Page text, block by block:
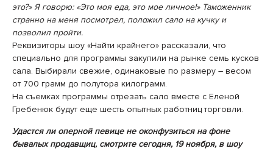
это?» Я говорю: «Это моя еда, это мое личное!» Таможенник
странно на меня посмотрел, положил сало на кучку и
позволил пройти.
Реквизиторы шоу «Найти крайнего» рассказали, что
специально для программы закупили на рынке семь кусков
сала. Выбирали свежие, одинаковые по размеру – весом
от 700 грамм до полутора килограмм.
На съемках программы отрезать сало вместе с Еленой
Гребенюк будут еще шесть опытных работниц торговли.
Удастся ли оперной певице не оконфузиться на фоне
бывалых продавщиц, смотрите сегодня, 19 ноября, в шоу